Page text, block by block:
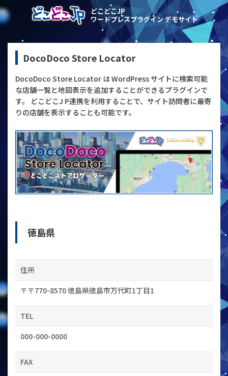
どこどこJP
ワードプレスプラグイン デモサイト
DocoDoco Store Locator
DocoDoco Store Locator は WordPress サイトに検索可能
な店舗一覧と地図表示を追加することができるプラグインで
す。 どこどこJ P連携を利用することで、サイト訪問者に最寄
りの店舗を表示することも可能です。
徳島県
住所
〒〒770-8570 徳島県徳島市万代町1丁目1
TEL
000-000-0000
FAX